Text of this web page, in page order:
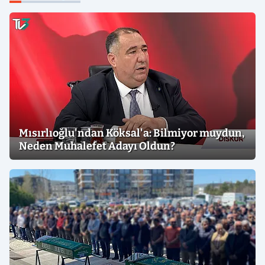
Mısırlıoğlu'ndan Köksal'a: Bilmiyor muydun,
Neden Muhalefet Adayı Oldun?